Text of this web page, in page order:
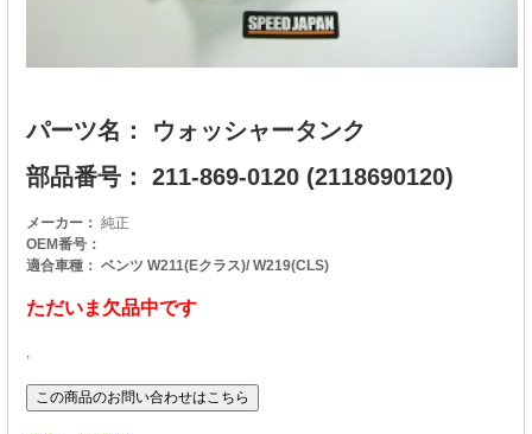
パーツ名： ウォッシャータンク
部品番号： 211-869-0120 (2118690120)
メーカー： 純正
OEM番号：
適合車種： ベンツ W211(Eクラス)/ W219(CLS)
ただいま欠品中です
,